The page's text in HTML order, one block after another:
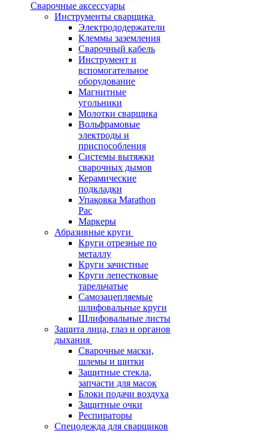
Сварочные аксессуары
Инструменты сварщика
Электрододержатели
Клеммы заземления
Сварочный кабель
Инструмент и
вспомогательное
оборудование
Магнитные
угольники
Молотки сварщика
Вольфрамовые
электроды и
приспособления
Системы вытяжки
сварочных дымов
Керамические
подкладки
Упаковка Marathon
Pac
Маркеры
Абразивные круги
Круги отрезные по
металлу
Круги зачистные
Круги лепестковые
тарельчатые
Самозацепляемые
шлифовальные круги
Шлифовальные листы
Защита лица, глаз и органов
дыхания
Сварочные маски,
шлемы и щитки
Защитные стекла,
запчасти для масок
Блоки подачи воздуха
Защитные очки
Респираторы
Спецодежда для сварщиков